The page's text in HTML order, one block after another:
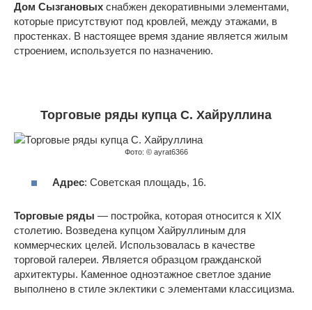
Дом Сызгановых снабжен декоративными элементами,
которые присутствуют под кровлей, между этажами, в
простенках. В настоящее время здание является жилым
строением, используется по назначению.
Торговые ряды купца С. Хайруллина
Фото: © ayrat6366
Адрес: Советская площадь, 16.
Торговые ряды — постройка, которая относится к XIX
столетию. Возведена купцом Хайруллиным для
коммерческих целей. Использовалась в качестве
торговой галереи. Является образцом гражданской
архитектуры. Каменное одноэтажное светлое здание
выполнено в стиле эклектики с элементами классицизма.